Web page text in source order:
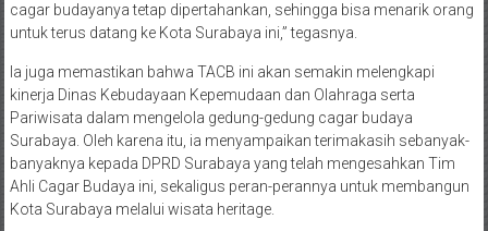
cagar budayanya tetap dipertahankan, sehingga bisa menarik orang
untuk terus datang ke Kota Surabaya ini,” tegasnya.
Ia juga memastikan bahwa TACB ini akan semakin melengkapi
kinerja Dinas Kebudayaan Kepemudaan dan Olahraga serta
Pariwisata dalam mengelola gedung-gedung cagar budaya
Surabaya. Oleh karena itu, ia menyampaikan terimakasih sebanyak-
banyaknya kepada DPRD Surabaya yang telah mengesahkan Tim
Ahli Cagar Budaya ini, sekaligus peran-perannya untuk membangun
Kota Surabaya melalui wisata heritage.